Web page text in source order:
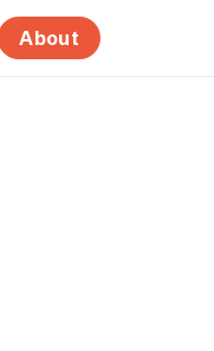
About